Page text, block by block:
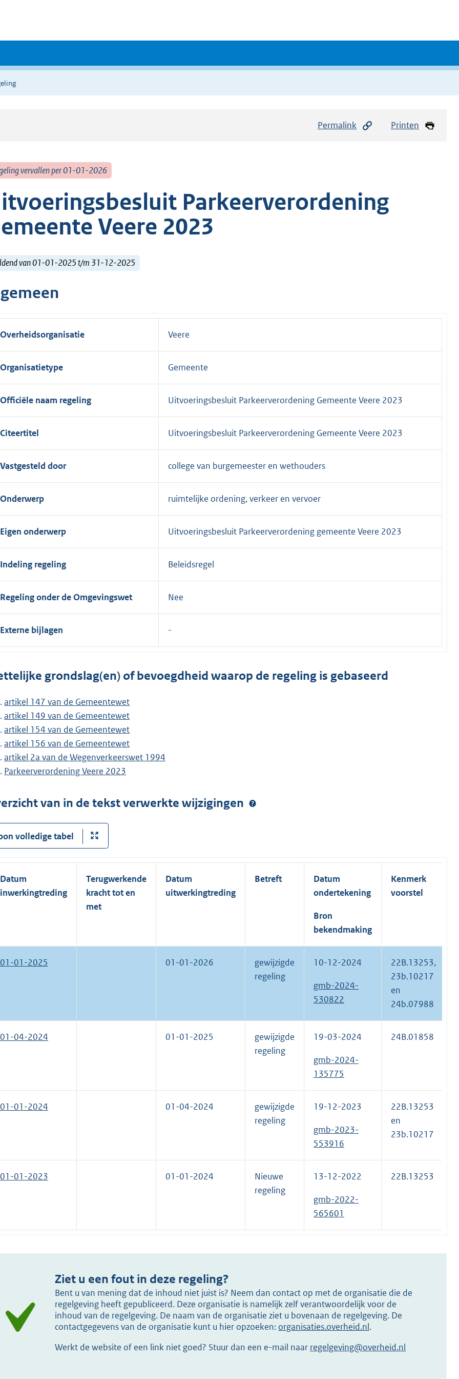
Permalink Printen
vervallen per 01-01-2026
Parkeerverordening
Veere 2023
van 01-01-2025 t/m 31-12-2025
Overheidsorganisatie Veere
Organisatietype Gemeente
Officiële naam regeling Uitvoeringsbesluit Parkeerverordening Gemeente Veere 2023
Citeertitel Uitvoeringsbesluit Parkeerverordening Gemeente Veere 2023
Vastgesteld door college van burgemeester en wethouders
Onderwerp ruimtelijke ordening, verkeer en vervoer
Eigen onderwerp Uitvoeringsbesluit Parkeerverordening gemeente Veere 2023
Indeling regeling Beleidsregel
Regeling onder de Omgevingswet Nee
Externe bijlagen
grondslag(en) of bevoegdheid waarop de regeling is gebaseerd
artikel 147 van de Gemeentewet
artikel 149 van de Gemeentewet
artikel 154 van de Gemeentewet
artikel 156 van de Gemeentewet
artikel 2a van de Wegenverkeerswet 1994
Parkeerverordening Veere 2023
van in de tekst verwerkte wijzigingen
volledige tabel
Datum
inwerkingtreding
Terugwerkende
kracht tot en
met
Datum
uitwerkingtreding
Betreft
Datum
ondertekening
Bron
bekendmaking
Kenmerk
voorstel
01-01-2025 01-01-2026
gewijzigde
regeling
10-12-2024
gmb-2024-
530822
22B.13253,
23b.10217
en
24b.07988
01-04-2024 01-01-2025
gewijzigde
regeling
19-03-2024
gmb-2024-
135775
24B.01858
01-01-2024 01-04-2024
gewijzigde
regeling
19-12-2023
gmb-2023-
553916
22B.13253
en
23b.10217
01-01-2023 01-01-2024
Nieuwe
regeling
13-12-2022
gmb-2022-
565601
22B.13253
Ziet u een fout in deze regeling?
Bent u van mening dat de inhoud niet juist is? Neem dan contact op met de organisatie die de
regelgeving heeft gepubliceerd. Deze organisatie is namelijk zelf verantwoordelijk voor de
inhoud van de regelgeving. De naam van de organisatie ziet u bovenaan de regelgeving. De
contactgegevens van de organisatie kunt u hier opzoeken: organisaties.overheid.nl.
Werkt de website of een link niet goed? Stuur dan een e-mail naar regelgeving@overheid.nl